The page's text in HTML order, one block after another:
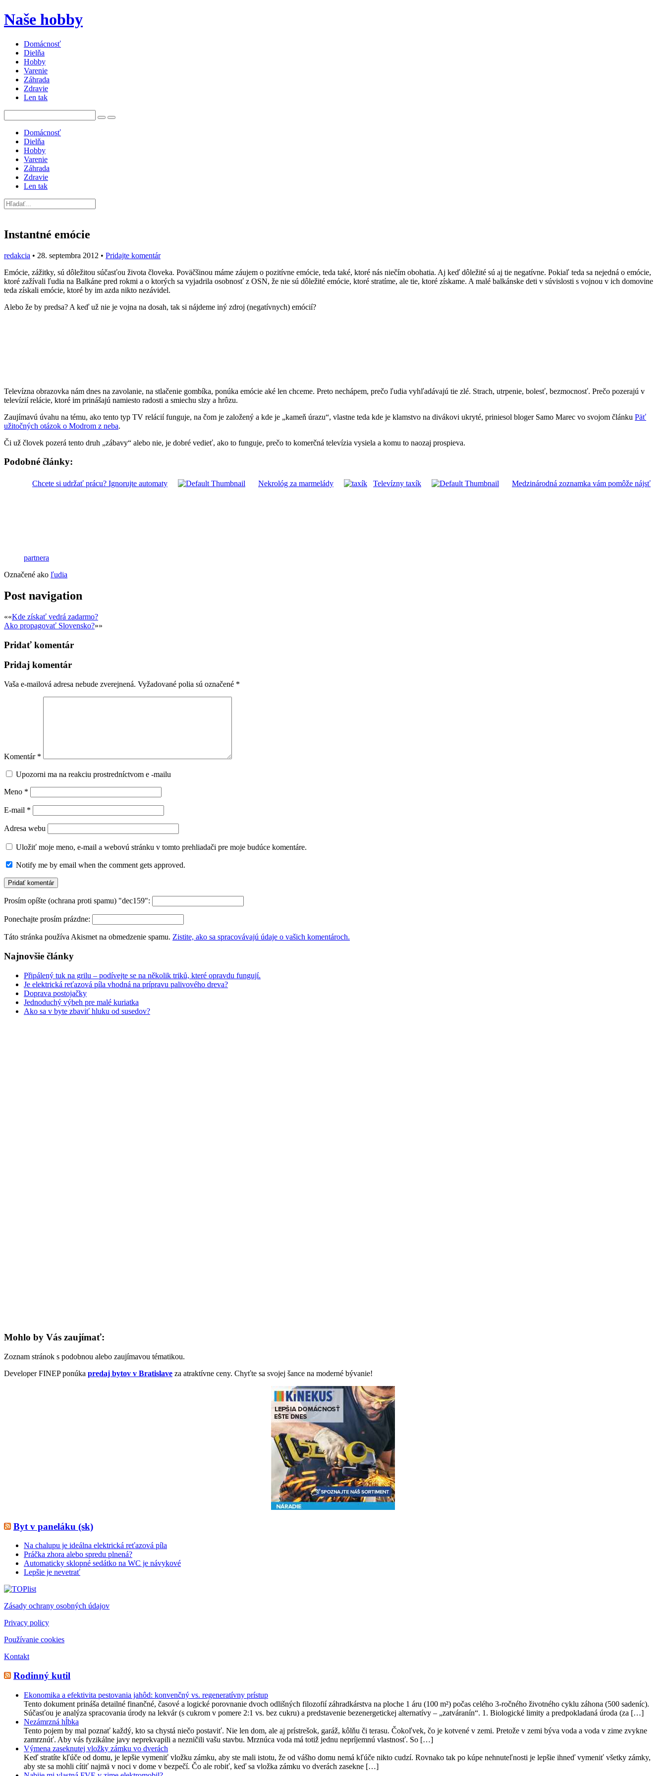
Naše hobby
Domácnosť
Dielňa
Hobby
Varenie
Záhrada
Zdravie
Len tak
Domácnosť
Dielňa
Hobby
Varenie
Záhrada
Zdravie
Len tak
Instantné emócie
redakcia • 28. septembra 2012 • Pridajte komentár
Emócie, zážitky, sú dôležitou súčasťou života človeka. Poväčšinou máme záujem o pozitívne emócie, teda také, ktoré nás niečím obohatia. Aj keď dôležité sú aj tie negatívne. Pokiaľ teda sa nejedná o emócie,
ktoré zažívali ľudia na Balkáne pred rokmi a o ktorých sa vyjadrila osobnosť z OSN, že nie sú dôležité emócie, ktoré stratíme, ale tie, ktoré získame. A malé balkánske deti v súvislosti s vojnou v ich domovine
teda získali emócie, ktoré by im azda nikto nezávidel.
Alebo že by predsa? A keď už nie je vojna na dosah, tak si nájdeme iný zdroj (negatívnych) emócií?
Televízna obrazovka nám dnes na zavolanie, na stlačenie gombíka, ponúka emócie aké len chceme. Preto nechápem, prečo ľudia vyhľadávajú tie zlé. Strach, utrpenie, bolesť, bezmocnosť. Prečo pozerajú v
televízií relácie, ktoré im prinášajú namiesto radosti a smiechu slzy a hrôzu.
Zaujímavú úvahu na tému, ako tento typ TV relácií funguje, na čom je založený a kde je „kameň úrazu“, vlastne teda kde je klamstvo na divákovi ukryté, priniesol bloger Samo Marec vo svojom článku Päť
užitočných otázok o Modrom z neba.
Či už človek pozerá tento druh „zábavy“ alebo nie, je dobré vedieť, ako to funguje, prečo to komerčná televízia vysiela a komu to naozaj prospieva.
Podobné články:
Chcete si udržať prácu? Ignorujte automaty Nekrológ za marmelády Televízny taxík Medzinárodná zoznamka vám pomôže nájsť
partnera
Označené ako ľudia
Post navigation
««Kde získať vedrá zadarmo?
Ako propagovať Slovensko?»»
Pridať komentár
Pridaj komentár
Vaša e-mailová adresa nebude zverejnená. Vyžadované polia sú označené *
Komentár *
Upozorni ma na reakciu prostredníctvom e -mailu
Meno *
E-mail *
Adresa webu
Uložiť moje meno, e-mail a webovú stránku v tomto prehliadači pre moje budúce komentáre.
Notify me by email when the comment gets approved.
Prosím opíšte (ochrana proti spamu) "dec159":
Ponechajte prosím prázdne:
Táto stránka používa Akismet na obmedzenie spamu. Zistite, ako sa spracovávajú údaje o vašich komentároch.
Najnovšie články
Připálený tuk na grilu – podívejte se na několik triků, které opravdu fungují.
Je elektrická reťazová píla vhodná na prípravu palivového dreva?
Doprava postojačky
Jednoduchý výbeh pre malé kuriatka
Ako sa v byte zbaviť hluku od susedov?
Mohlo by Vás zaujímať:
Zoznam stránok s podobnou alebo zaujímavou tématikou.
Developer FINEP ponúka predaj bytov v Bratislave za atraktívne ceny. Chyťte sa svojej šance na moderné bývanie!
Byt v paneláku (sk)
Na chalupu je ideálna elektrická reťazová píla
Práčka zhora alebo spredu plnená?
Automaticky sklopné sedátko na WC je návykové
Lepšie je nevetrať
Zásady ochrany osobných údajov
Privacy policy
Používanie cookies
Kontakt
Rodinný kutil
Ekonomika a efektivita pestovania jahôd: konvenčný vs. regeneratívny prístup
Tento dokument prináša detailné finančné, časové a logické porovnanie dvoch odlišných filozofií záhradkárstva na ploche 1 áru (100 m²) počas celého 3-ročného životného cyklu záhona (500 sadeníc).
Súčasťou je analýza spracovania úrody na lekvár (s cukrom v pomere 2:1 vs. bez cukru) a predstavenie bezenergetickej alternatívy – „zatváranín“. 1. Biologické limity a predpokladaná úroda (za […]
Nezámrzná hĺbka
Tento pojem by mal poznať každý, kto sa chystá niečo postaviť. Nie len dom, ale aj prístrešok, garáž, kôlňu či terasu. Čokoľvek, čo je kotvené v zemi. Pretože v zemi býva voda a voda v zime zvykne
zamrznúť. Aby vás fyzikálne javy neprekvapili a nezničili vašu stavbu. Mrznúca voda má totiž jednu nepríjemnú vlastnosť. So […]
Výmena zaseknutej vložky zámku vo dverách
Keď stratíte kľúče od domu, je lepšie vymeniť vložku zámku, aby ste mali istotu, že od vášho domu nemá kľúče nikto cudzí. Rovnako tak po kúpe nehnuteľnosti je lepšie ihneď vymeniť všetky zámky,
aby ste sa mohli cítiť najmä v noci v dome v bezpečí. Čo ale robiť, keď sa vložka zámku vo dverách zasekne […]